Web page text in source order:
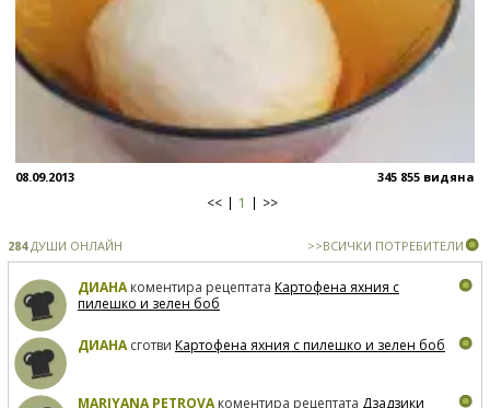
08.09.2013 345 855 видяна
<< 1 >>
284ДУШИ ОНЛАЙН >>ВСИЧКИ ПОТРЕБИТЕЛИ
ДИАНАкоментира рецептата Картофена яхния с
пилешко и зелен боб
ДИАНАсготви Картофена яхния с пилешко и зелен боб
MARIYANA PETROVAкоментира рецептата Дзадзики